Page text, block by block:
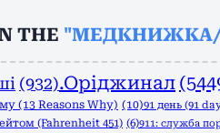
THE "МЕДКНИЖКА/
(932).Оріджинал
(13 Reasons Why) (10)91 день (91
(Fahrenheit 451) (6)911: служба